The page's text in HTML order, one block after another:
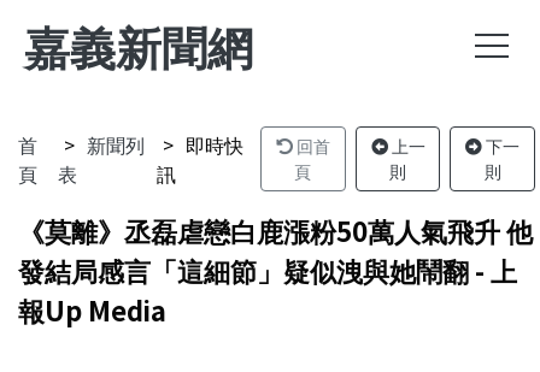
嘉義新聞網
首
頁
新聞列
表
即時快
訊
回首
頁
上一
則
下一
則
《莫離》丞磊虐戀白鹿漲粉50萬人氣飛升 他
發結局感言「這細節」疑似洩與她鬧翻 - 上
報Up Media